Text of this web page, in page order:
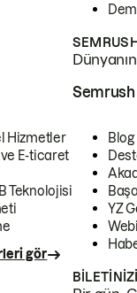
Hizmetler
E-ticaret
Teknolojisi
gör
Semrush
Blog
YZ